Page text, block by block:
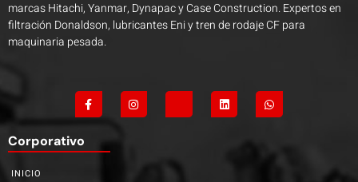
marcas Hitachi, Yanmar, Dynapac y Case Construction. Expertos en
filtración Donaldson, lubricantes Eni y tren de rodaje CF para
maquinaria pesada.
Corporativo
INICIO